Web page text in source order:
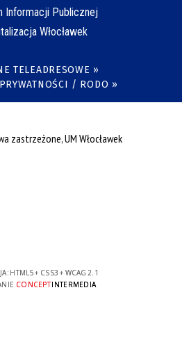
Informacji Publicznej
Włocławek
TELEADRESOWE »
/ RODO »
zastrzeżone, UM Włocławek
HTML5+ CSS3 + WCAG 2.1
CONCEPTINTERMEDIA